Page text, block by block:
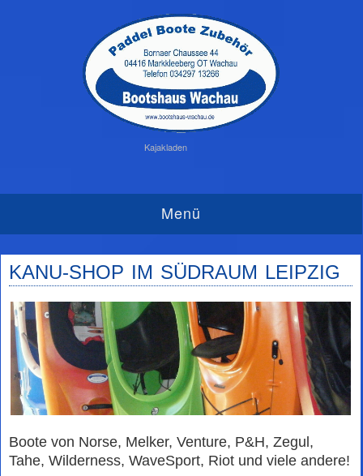
Kajakladen
Menü
KANU-SHOP IM SÜDRAUM LEIPZIG
Boote von Norse, Melker, Venture, P&H, Zegul,
Tahe, Wilderness, WaveSport, Riot und viele andere!